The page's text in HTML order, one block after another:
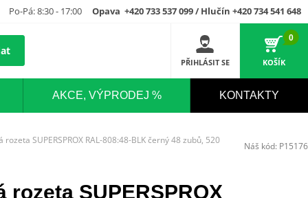
Po-Pá: 8:30 - 17:00 Opava +420 733 537 099 / Hlučín +420 734 541 648
PŘIHLÁSIT SE
0
KOŠÍK
AKCE, VÝPRODEJ % KONTAKTY
SUPERSPROX RAL-808:48-BLK černý 48 zubů, 520
SUPERSPROX
Náš kód: P15176